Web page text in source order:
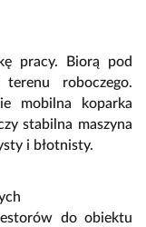
pracy. Biorą pod
roboczego.
mobilna koparka
stabilna maszyna
i błotnisty.
do obiektu